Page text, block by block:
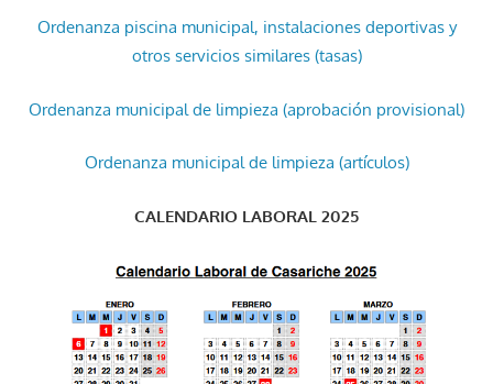
Ordenanza piscina municipal, instalaciones deportivas y
otros servicios similares (tasas)
Ordenanza municipal de limpieza (aprobación provisional)
Ordenanza municipal de limpieza (artículos)
CALENDARIO LABORAL 2025